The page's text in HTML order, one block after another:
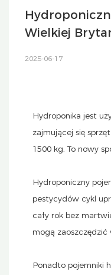
Wielkiej
2025-06-17
Hydroponika jest
zajmującej się
1500 kg. To nowy
Hydroponiczny
pestycydów cykl
cały rok bez
mogą zaoszczędzić
Ponadto pojemniki